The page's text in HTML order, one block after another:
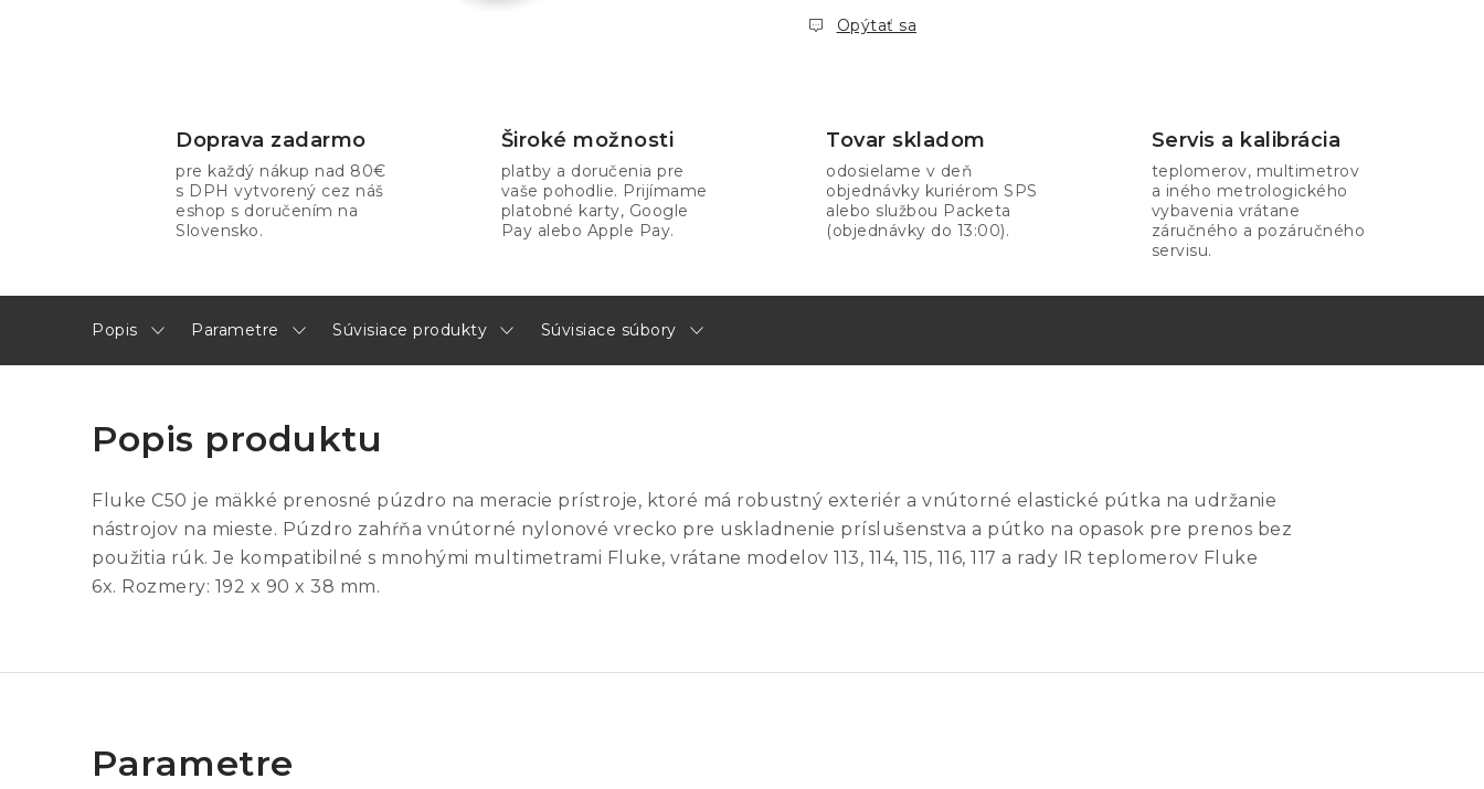
Opýtať sa
Doprava zadarmo
pre každý nákup nad 80€
s DPH vytvorený cez náš
eshop s doručením na
Slovensko.
Široké možnosti
platby a doručenia pre
vaše pohodlie. Prijímame
platobné karty, Google
Pay alebo Apple Pay.
Tovar skladom
odosielame v deň
objednávky kuriérom SPS
alebo službou Packeta
(objednávky do 13:00).
Servis a kalibrácia
teplomerov, multimetrov
a iného metrologického
vybavenia vrátane
záručného a pozáručného
servisu.
Popis Parametre Súvisiace produkty Súvisiace súbory
Popis produktu
Fluke C50 je mäkké prenosné púzdro na meracie prístroje, ktoré má robustný exteriér a vnútorné elastické pútka na udržanie
nástrojov na mieste. Púzdro zahŕňa vnútorné nylonové vrecko pre uskladnenie príslušenstva a pútko na opasok pre prenos bez
použitia rúk. Je kompatibilné s mnohými multimetrami Fluke, vrátane modelov 113, 114, 115, 116, 117 a rady IR teplomerov Fluke
6x. Rozmery: 192 x 90 x 38 mm.